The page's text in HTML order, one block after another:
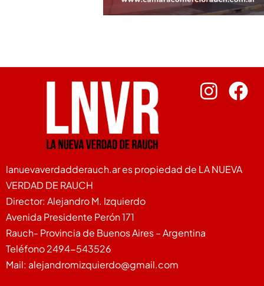
lanuevaverdadderauch.ar es propiedad de LA NUEVA
VERDAD DE RAUCH
Director: Alejandro M. Izquierdo
Avenida Presidente Perón 171
Rauch- Provincia de Buenos Aires – Argentina
Teléfono 2494-543526
Mail: alejandromizquierdo@gmail.com